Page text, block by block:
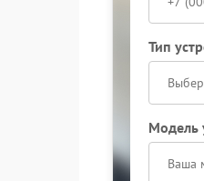
Тип
Модель